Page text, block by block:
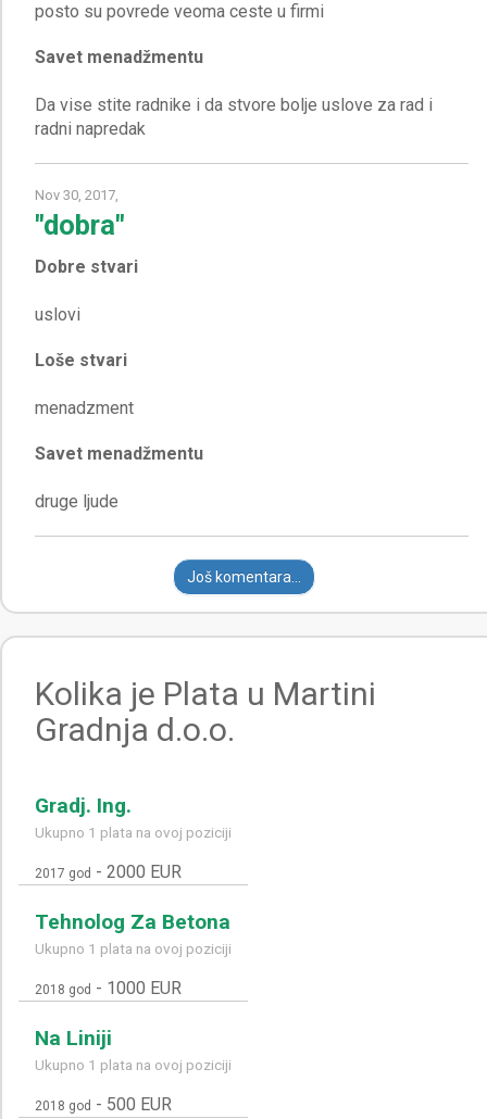
Savet menadžmentu
Da vise stite radnike i da stvore bolje uslove za rad i
Nov 30, 2017,
"dobra"
Dobre stvari
Loše stvari
Savet menadžmentu
Još komentara...
Kolika je Plata u Martini
Gradnja d.o.o.
Gradj. Ing.
Ukupno 1 plata na ovoj poziciji
2017 god - 2000 EUR
Tehnolog Za Betona
Ukupno 1 plata na ovoj poziciji
2018 god - 1000 EUR
Na Liniji
Ukupno 1 plata na ovoj poziciji
2018 god - 500 EUR